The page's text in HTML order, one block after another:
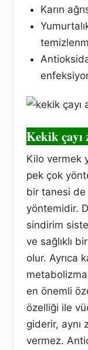
Karın
Kekik çayı
Kilo vermek
pek çok
bir tanesi de
yöntemidir.
sindirim
ve sağlıklı
olur. Ayrıca
en önemli
özelliği ile
giderir, aynı
vermez.